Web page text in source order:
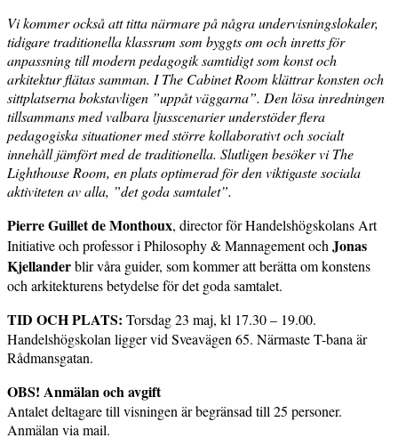
Vi kommer också att titta närmare på några undervisningslokaler,
tidigare traditionella klassrum som byggts om och inretts för
anpassning till modern pedagogik samtidigt som konst och
arkitektur flätas samman. I The Cabinet Room klättrar konsten och
sittplatserna bokstavligen ”uppåt väggarna”. Den lösa inredningen
tillsammans med valbara ljusscenarier understöder flera
pedagogiska situationer med större kollaborativt och socialt
innehåll jämfört med de traditionella. Slutligen besöker vi The
Lighthouse Room, en plats optimerad för den viktigaste sociala
aktiviteten av alla, ”det goda samtalet”.
Pierre Guillet de Monthoux, director för Handelshögskolans Art
Initiative och professor i Philosophy & Mannagement och Jonas
Kjellanderblir våra guider, som kommer att berätta om konstens
och arkitekturens betydelse för det goda samtalet.
TID OCH PLATS: Torsdag 23 maj, kl 17.30 – 19.00.
Handelshögskolan ligger vid Sveavägen 65. Närmaste T-bana är
Rådmansgatan.
OBS! Anmälan och avgift
Antalet deltagare till visningen är begränsad till 25 personer.
Anmälan via mail.